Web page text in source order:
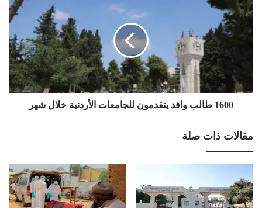
طالب
وافد
يتقدمون
للجامعات
1600 طالب وافد يتقدمون للجامعات الأردنية خلال شهر
مقالات ذات صلة